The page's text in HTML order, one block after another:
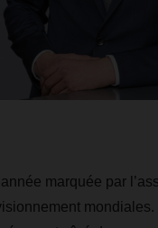
marquée par